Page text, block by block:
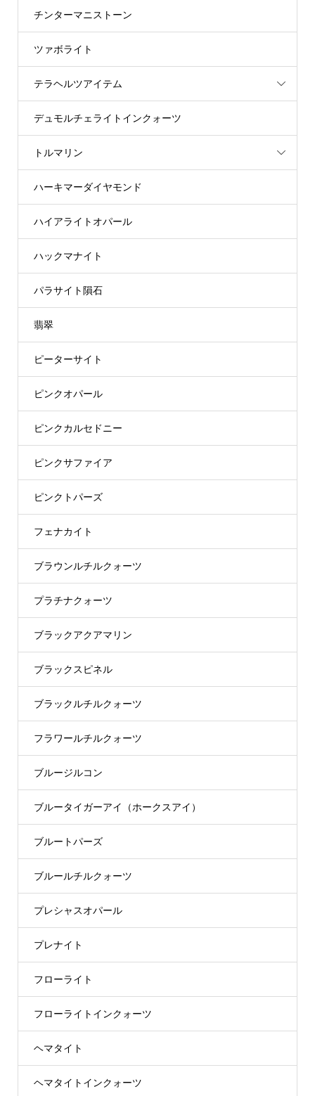
チンターマニストーン
ツァボライト
テラヘルツアイテム
デュモルチェライトインクォーツ
トルマリン
ハーキマーダイヤモンド
ハイアライトオパール
ハックマナイト
パラサイト隕石
翡翠
ピーターサイト
ピンクオパール
ピンクカルセドニー
ピンクサファイア
ピンクトパーズ
フェナカイト
ブラウンルチルクォーツ
プラチナクォーツ
ブラックアクアマリン
ブラックスピネル
ブラックルチルクォーツ
フラワールチルクォーツ
ブルージルコン
ブルータイガーアイ（ホークスアイ）
ブルートパーズ
ブルールチルクォーツ
プレシャスオパール
プレナイト
フローライト
フローライトインクォーツ
ヘマタイト
ヘマタイトインクォーツ